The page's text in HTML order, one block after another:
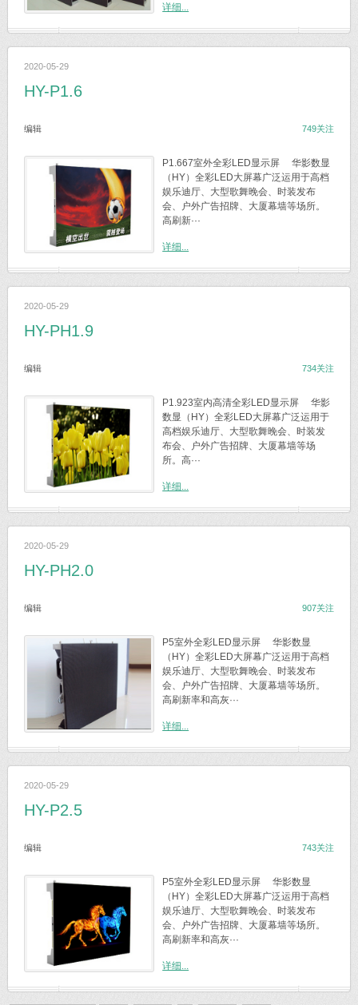
详细...
2020-05-29
HY-P1.6
编辑 749关注
P1.667室外全彩LED显示屏 华影数显
（HY）全彩LED大屏幕广泛运用于高档
娱乐迪厅、大型歌舞晚会、时装发布
会、户外广告招牌、大厦幕墙等场所。
高刷新···
详细...
2020-05-29
HY-PH1.9
编辑 734关注
P1.923室内高清全彩LED显示屏 华影
数显（HY）全彩LED大屏幕广泛运用于
高档娱乐迪厅、大型歌舞晚会、时装发
布会、户外广告招牌、大厦幕墙等场
所。高···
详细...
2020-05-29
HY-PH2.0
编辑 907关注
P5室外全彩LED显示屏 华影数显
（HY）全彩LED大屏幕广泛运用于高档
娱乐迪厅、大型歌舞晚会、时装发布
会、户外广告招牌、大厦幕墙等场所。
高刷新率和高灰···
详细...
2020-05-29
HY-P2.5
编辑 743关注
P5室外全彩LED显示屏 华影数显
（HY）全彩LED大屏幕广泛运用于高档
娱乐迪厅、大型歌舞晚会、时装发布
会、户外广告招牌、大厦幕墙等场所。
高刷新率和高灰···
详细...